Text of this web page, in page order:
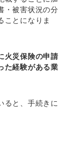
・被害状況の分
ことになりま
火災保険の申請
た経験がある業
ると、手続きに